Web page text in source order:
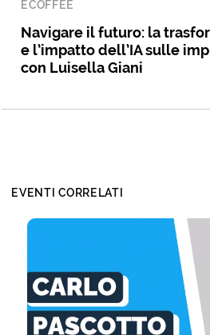
ECOFFEE
Navigare il futuro: la
e l’impatto dell’IA sulle
con Luisella Giani
EVENTI CORRELATI